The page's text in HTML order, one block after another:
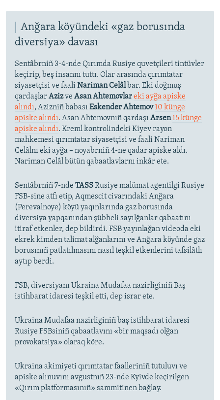
Anğara köyündeki «gaz borusında
diversiya» davası
Sentâbrniñ 3-4-nde Qırımda Rusiye quvetçileri tintüvler
keçirip, beş insannı tuttı. Olar arasında qırımtatar
siyasetçisi ve faali Nariman Celâlbar. Eki doğmuş
qardaşlarAzizve Asan Ahtemovlareki ayğa apiske
alındı, Azizniñ babası Eskender Ahtemov 10 künge
apiske alındı. Asan Ahtemovnıñ qardaşı Arsen15 künge
apiske alındı. Kreml kontrolindeki Kiyev rayon
mahkemesi qırımtatar siyasetçisi ve faali Nariman
Celâlnı eki ayğa – noyabrniñ 4-ne qadar apiske aldı.
Nariman Celâl bütün qabaatlavlarnı inkâr ete.
Sentâbrniñ 7-nde TASSRusiye malümat agentilgi Rusiye
FSB-sine atfı etip, Aqmescit civarındaki Anğara
(Perevalnoye) köyü yaqınlarında gaz borusında
diversiya yapqanından şübheli sayılğanlar qabaatını
itiraf etkenler, dep bildirdi. FSB yayınlağan videoda eki
ekrek kimden talimat alğanlarını ve Anğara köyünde gaz
borusınıñ patlatılmasını nasıl teşkil etkenlerini tafsilâtlı
aytıp berdi.
FSB, diversiyanı Ukraina Mudafaa nazirliginiñ Baş
istihbarat idaresi teşkil etti, dep israr ete.
Ukraina Mudafaa nazirliginiñ baş istihbarat idaresi
Rusiye FSBsiniñ qabaatlavını «bir maqsadı olğan
provokatsiya» olaraq köre.
Ukraina akimiyeti qırımtatar faalleriniñ tutuluvı ve
apiske alınuvını avgustnıñ 23-nde Kyivde keçirilgen
«Qırım platformasınıñ» sammitinen bağlay.